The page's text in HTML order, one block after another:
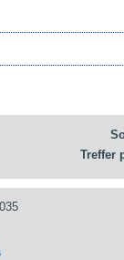
Treffer